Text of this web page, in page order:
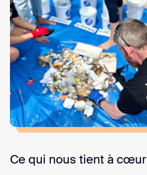
Ce qui nous tient à cœur